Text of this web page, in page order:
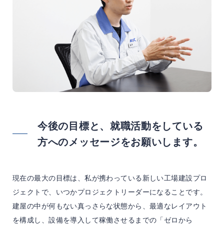
今後の目標と、就職活動をしている
方へのメッセージをお願いします。
現在の最大の目標は、私が携わっている新しい工場建設プロ
ジェクトで、いつかプロジェクトリーダーになることです。
建屋の中が何もない真っさらな状態から、最適なレイアウト
を構成し、設備を導入して稼働させるまでの「ゼロから